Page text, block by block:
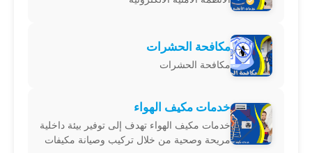
مكافحة الحشرات
مكافحة الحشرات
خدمات مكيف الهواء
خدمات مكيف الهواء تهدف إلى توفير بيئة داخلية
مريحة وصحية من خلال تركيب وصيانة مكيفات